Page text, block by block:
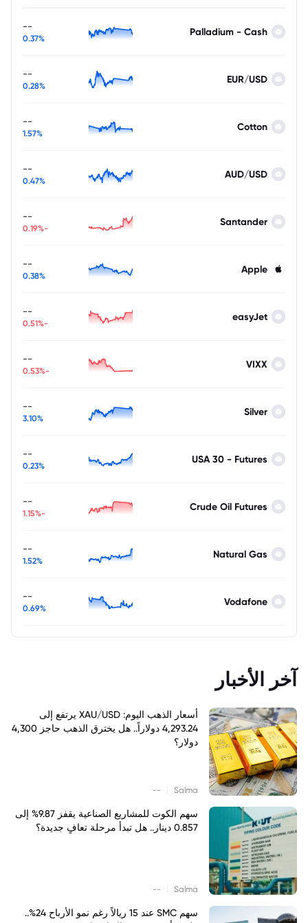
Palladium - Cash
--
0.37%
EUR/USD
--
0.28%
Cotton
--
1.57%
AUD/USD
--
0.47%
Santander
--
-0.19%
Apple
--
0.38%
easyJet
--
-0.51%
VIXX
--
-0.53%
Silver
--
3.10%
USA 30 - Futures
--
0.23%
Crude Oil Futures
--
-1.15%
Natural Gas
--
1.52%
Vodafone
--
0.69%
آخر الأخبار
أسعار الذهب اليوم: XAU/USD يرتفع إلى
4,293.24 دولاراً.. هل يخترق الذهب حاجز 4,300
دولار؟
Salma
--
سهم الكوت للمشاريع الصناعية يقفز 9.87% إلى
0.857 دينار.. هل تبدأ مرحلة تعافٍ جديدة؟
Salma
--
سهم SMC عند 15 ريالاً رغم نمو الأرباح 24%..